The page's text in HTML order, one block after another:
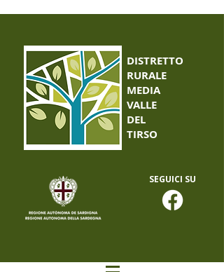
DISTRETTO
RURALE
MEDIA
VALLE
DEL
TIRSO
SEGUICI SU